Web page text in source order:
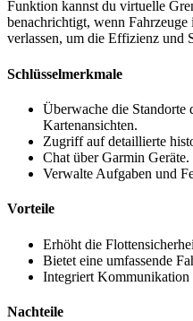
Funktion kannst du virtuelle
benachrichtigt, wenn
verlassen, um die Effizienz und
Schlüsselmerkmale
Überwache die Standorte
Kartenansichten.
Zugriff auf detaillierte
Chat über Garmin Geräte.
Verwalte Aufgaben und
Vorteile
Erhöht die
Bietet eine umfassende
Integriert Kommunikation
Nachteile